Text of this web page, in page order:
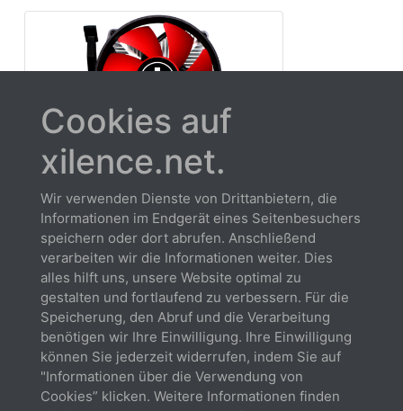
XC035 | A250PWM
89W TDP
Cookies auf
xilence.net.
Wir verwenden Dienste von Drittanbietern, die
Informationen im Endgerät eines Seitenbesuchers
speichern oder dort abrufen. Anschließend
verarbeiten wir die Informationen weiter. Dies
alles hilft uns, unsere Website optimal zu
gestalten und fortlaufend zu verbessern. Für die
Speicherung, den Abruf und die Verarbeitung
benötigen wir Ihre Einwilligung. Ihre Einwilligung
können Sie jederzeit widerrufen, indem Sie auf
"Informationen über die Verwendung von
Cookies” klicken. Weitere Informationen finden